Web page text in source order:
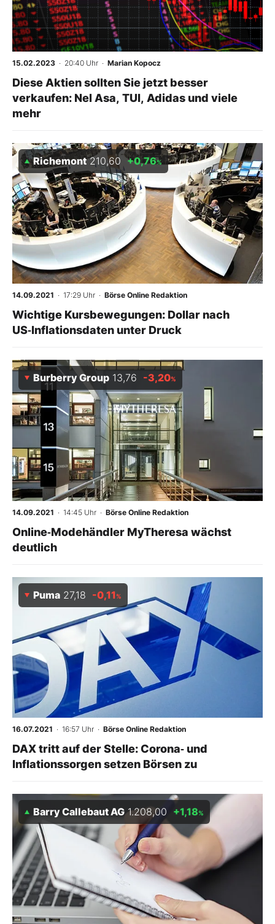
15.02.2023 · 20:40 Uhr · Marian Kopocz
Diese Aktien sollten Sie jetzt besser
verkaufen: Nel Asa, TUI, Adidas und viele
mehr
Richemont 210,60 +0,76%
14.09.2021 · 17:29 Uhr · Börse Online Redaktion
Wichtige Kursbewegungen: Dollar nach
US‑Inflationsdaten unter Druck
Burberry Group 13,76 -3,20%
14.09.2021 · 14:45 Uhr · Börse Online Redaktion
Online‑Modehändler MyTheresa wächst
deutlich
Puma 27,18 -0,11%
16.07.2021 · 16:57 Uhr · Börse Online Redaktion
DAX tritt auf der Stelle: Corona‑ und
Inflationssorgen setzen Börsen zu
Barry Callebaut AG 1.208,00 +1,18%